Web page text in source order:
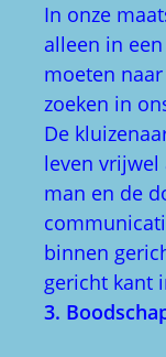
In onze
alleen in
moeten
zoeken in
De
leven
man en de
binnen
gericht kant
3.